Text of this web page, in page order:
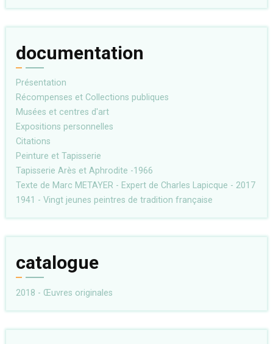
documentation
Présentation
Récompenses et Collections publiques
Musées et centres d'art
Expositions personnelles
Citations
Peinture et Tapisserie
Tapisserie Arès et Aphrodite -1966
Texte de Marc METAYER - Expert de Charles Lapicque - 2017
1941 - Vingt jeunes peintres de tradition française
catalogue
2018 - Œuvres originales